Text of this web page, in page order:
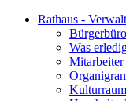
Rathaus -
Was
Mitarbeiter